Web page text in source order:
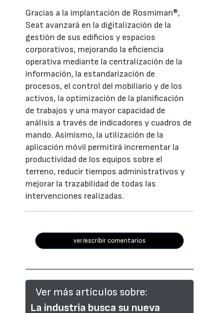
Gracias a la implantación de Rosmiman®,
Seat avanzará en la digitalización de la
gestión de sus edificios y espacios
corporativos, mejorando la eficiencia
operativa mediante la centralización de la
información, la estandarización de
procesos, el control del mobiliario y de los
activos, la optimización de la planificación
de trabajos y una mayor capacidad de
análisis a través de indicadores y cuadros de
mando. Asimismo, la utilización de la
aplicación móvil permitirá incrementar la
productividad de los equipos sobre el
terreno, reducir tiempos administrativos y
mejorar la trazabilidad de todas las
intervenciones realizadas.
ver/escribir comentarios
Ver más artículos sobre:
La industria busca su nueva